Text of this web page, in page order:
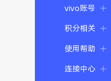
vivo账号
积分相关
使用帮助
连接中心